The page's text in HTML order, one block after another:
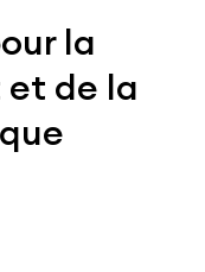
la
et de la